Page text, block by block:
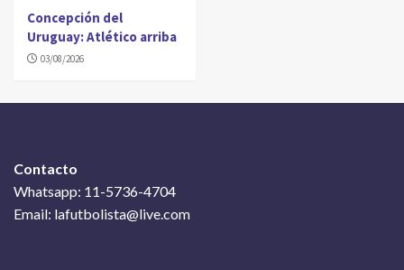
Concepción del
Uruguay: Atlético arriba
03/08/2026
Contacto
Whatsapp: 11-5736-4704
Email: lafutbolista@live.com